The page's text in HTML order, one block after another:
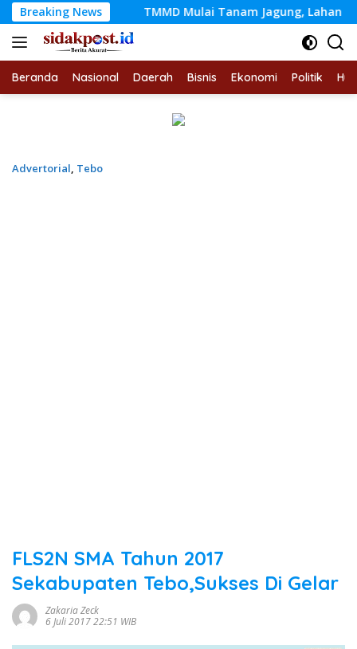
Langsung
ke
konten
Breaking NewsTMMD Mulai Tanam Jagung, Lahan Tidur Disulap
Beranda Nasional Daerah Bisnis Ekonomi Politik
Advertorial, Tebo
FLS2N SMA Tahun 2017
Sekabupaten Tebo,Sukses Di Gelar
Zakaria Zeck
6 Juli 2017 22:51 WIB